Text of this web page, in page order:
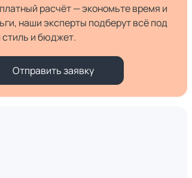
расчёт — экономьте время и
наши эксперты подберут всё под
и бюджет.
Отправить заявку